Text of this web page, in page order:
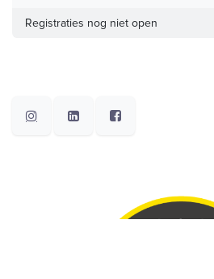
Registraties nog niet open